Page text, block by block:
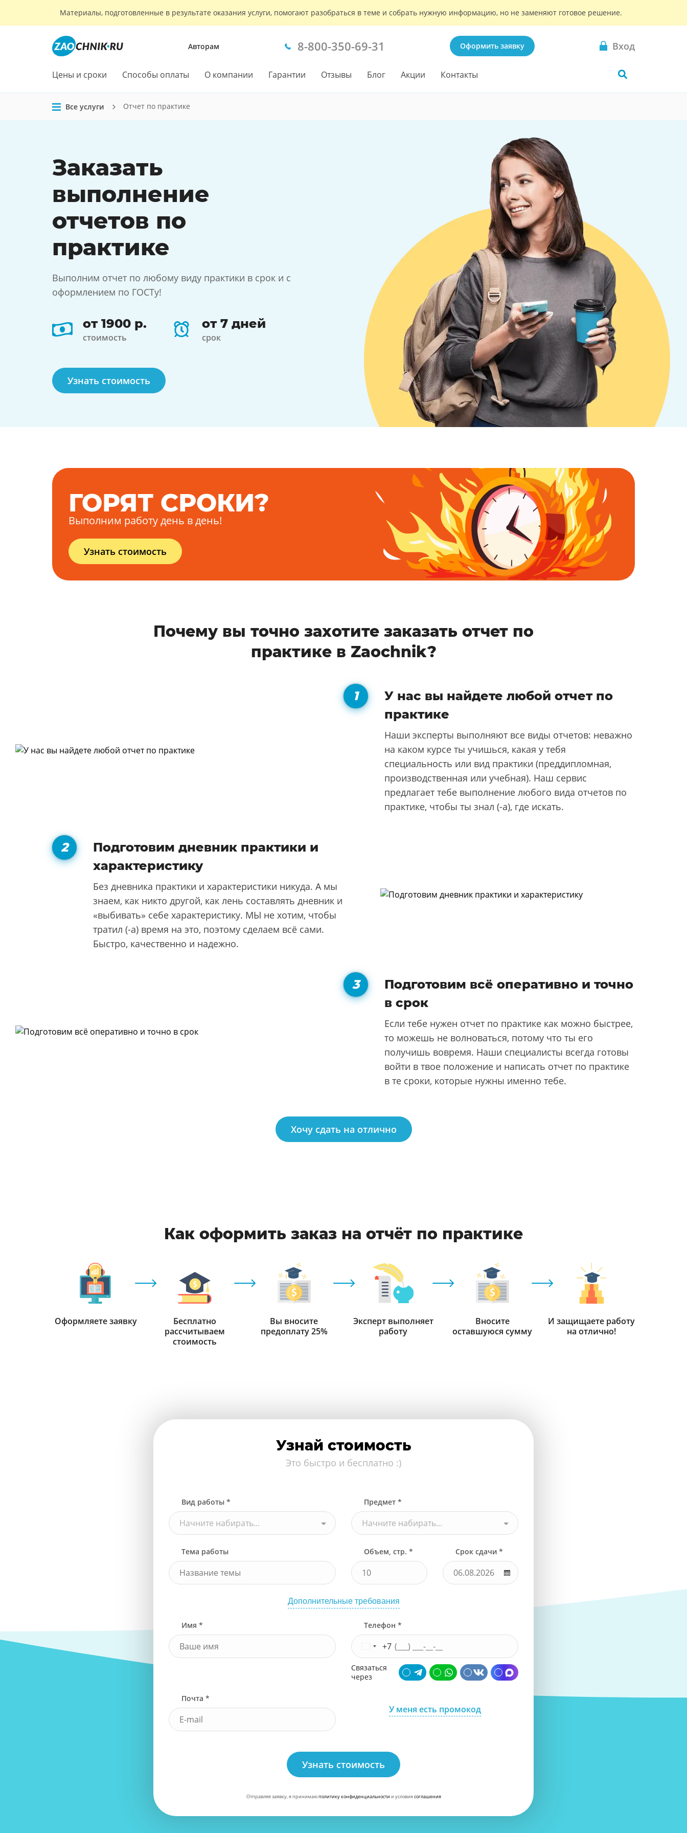
Материалы, подготовленные в результате оказания услуги, помогают разобраться в теме и собрать нужную информацию, но не заменяют готовое решение.
Авторам 8-800-350-69-31 Оформить заявку Вход
Цены и сроки Способы оплаты О компании Гарантии Отзывы Блог Акции Контакты
Все услуги Отчет по практике
Заказать
выполнение
отчетов по
практике
Выполним отчет по любому виду практики в срок и с
оформлением по ГОСТу!
от 1900 р.
стоимость
от 7 дней
срок
Узнать стоимость
ГОРЯТ СРОКИ?
Выполним работу день в день!
Узнать стоимость
Почему вы точно захотите заказать отчет по
практике в Zaochnik?
У нас вы найдете любой отчет по
практике
Наши эксперты выполняют все виды отчетов: неважно
на каком курсе ты учишься, какая у тебя
специальность или вид практики (преддипломная,
производственная или учебная). Наш сервис
предлагает тебе выполнение любого вида отчетов по
практике, чтобы ты знал (-а), где искать.
Подготовим дневник практики и
характеристику
Без дневника практики и характеристики никуда. А мы
знаем, как никто другой, как лень составлять дневник и
«выбивать» себе характеристику. МЫ не хотим, чтобы
тратил (-а) время на это, поэтому сделаем всё сами.
Быстро, качественно и надежно.
Подготовим всё оперативно и точно
в срок
Если тебе нужен отчет по практике как можно быстрее,
то можешь не волноваться, потому что ты его
получишь вовремя. Наши специалисты всегда готовы
войти в твое положение и написать отчет по практике
в те сроки, которые нужны именно тебе.
Хочу сдать на отлично
Как оформить заказ на отчёт по практике
Оформляете заявку
Бесплатно
рассчитываем
стоимость
Вы вносите
предоплату 25%
Эксперт выполняет
работу
Вносите
оставшуюся сумму
И защищаете работу
на отлично!
Узнай стоимость
Это быстро и бесплатно :)
Вид работы *
Начните набирать...
Предмет *
Начните набирать...
Тема работы Объем, стр. * Срок сдачи *
Дополнительные требования
Имя * Телефон *
+7
Связаться
через
Почта *
У меня есть промокод
Узнать стоимость
Отправляя заявку, я принимаюполитику конфиденциальности и условиясоглашения